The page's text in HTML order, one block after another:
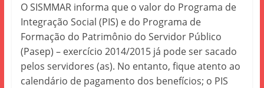
O SISMMAR informa que o valor do Programa de
Integração Social (PIS) e do Programa de
Formação do Patrimônio do Servidor Público
(Pasep) – exercício 2014/2015 já pode ser sacado
pelos servidores (as). No entanto, fique atento ao
calendário de pagamento dos benefícios; o PIS